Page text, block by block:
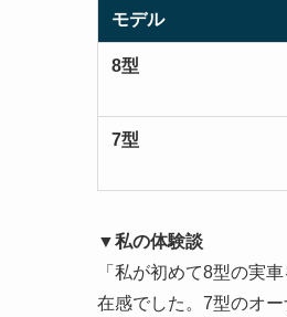
モデル
8型
7型
▼私の体験談
「私が初めて8型の実
在感でした。7型のオ